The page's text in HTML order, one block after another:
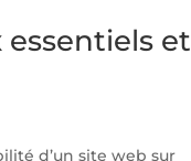
essentiels et
d’un site web sur